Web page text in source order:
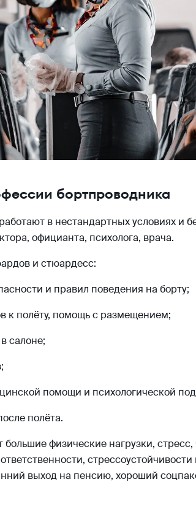
бортпроводника
в нестандартных условиях и
официанта, психолога, врача.
и стюардесс:
и правил поведения на борту;
к полёту, помощь с размещением;
салоне;
помощи и психологической
полёта.
физические нагрузки,
выход на пенсию, хороший